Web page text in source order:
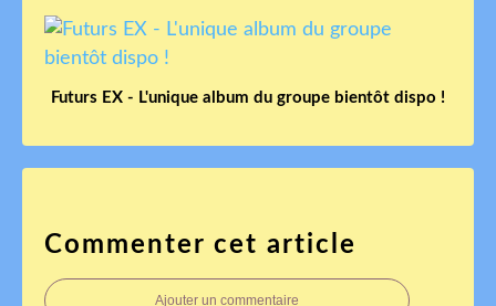
Futurs EX - L'unique album du groupe bientôt dispo !
Commenter cet article
Ajouter un commentaire